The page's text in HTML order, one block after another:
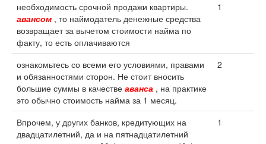
необходимость срочной продажи квартиры.
авансом , то наймодатель денежные средства
возвращает за вычетом стоимости найма по
факту, то есть оплачиваются
1
ознакомьтесь со всеми его условиями, правами
и обязанностями сторон. Не стоит вносить
большие суммы в качестве аванса , на практике
это обычно стоимость найма за 1 месяц.
2
Впрочем, у других банков, кредитующих на
двадцатилетний, да и на пятнадцатилетний
1